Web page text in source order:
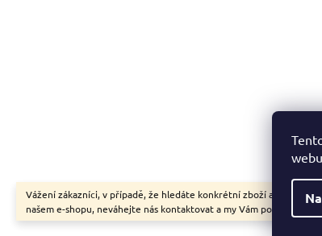
Vážení zákazníci, v případě, že hledáte konkrétní zboží a my jej
našem e-shopu, neváhejte nás kontaktovat a my Vám pomůžeme s